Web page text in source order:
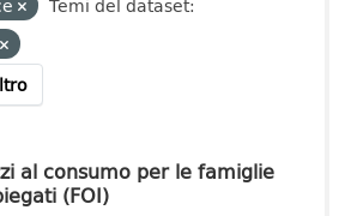
Temi del dataset:
al consumo per le famiglie
(FOI)